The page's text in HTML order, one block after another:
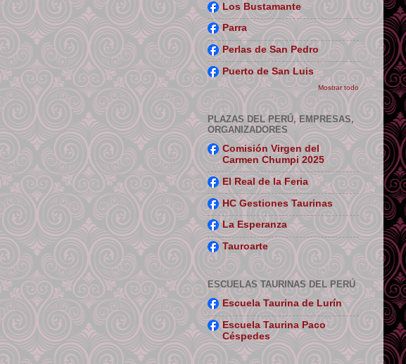
Los Bustamante
Parra
Perlas de San Pedro
Puerto de San Luis
Mostrar todo
PLAZAS DEL PERÚ, EMPRESAS,
ORGANIZADORES
Comisión Virgen del
Carmen Chumpi 2025
El Real de la Feria
HC Gestiones Taurinas
La Esperanza
Tauroarte
ESCUELAS TAURINAS DEL PERÚ
Escuela Taurina de Lurín
Escuela Taurina Paco
Céspedes